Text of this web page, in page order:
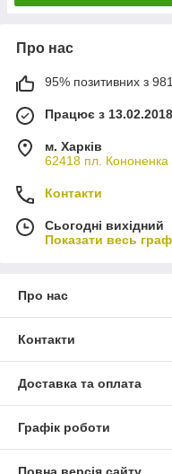
Про нас
95% позитивних з 981
Працює з 13.02.2018
м. Харків
62418 пл. Кононенка
Контакти
Сьогодні вихідний
Показати весь
Про нас
Контакти
Доставка та оплата
Графік роботи